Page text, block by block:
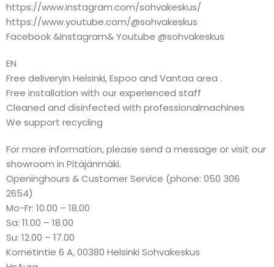
https://www.instagram.com/sohvakeskus/
https://www.youtube.com/@sohvakeskus
Facebook &Instagram& Youtube @sohvakeskus
EN
Free deliveryin Helsinki, Espoo and Vantaa area .
Free installation with our experienced staff
Cleaned and disinfected with professionalmachines
We support recycling
For more information, please send a message or visit our
showroom in Pitäjänmäki.
Openinghours & Customer Service (phone: 050 306
2654)
Mo-Fr: 10.00 – 18.00
Sa: 11.00 – 18.00
Su: 12.00 – 17.00
Kornetintie 6 A, 00380 Helsinki Sohvakeskus